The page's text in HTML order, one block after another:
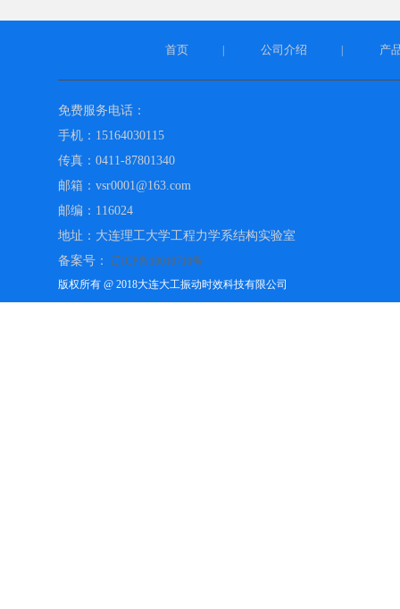
首页 公司介绍 产
免费服务电话：
手机：15164030115
传真：0411-87801340
邮箱：vsr0001@163.com
邮编：116024
地址：大连理工大学工程力学系结构实验室
备案号：
辽ICP备10010710号
版权所有 @ 2018大连大工振动时效科技有限公司